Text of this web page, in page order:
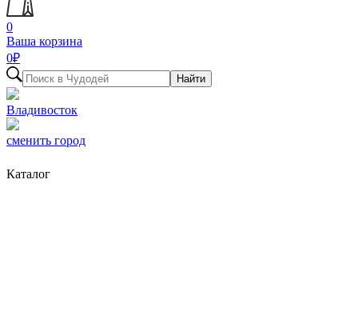
0
Ваша корзина
0₽
Найти
Владивосток
сменить город
Каталог